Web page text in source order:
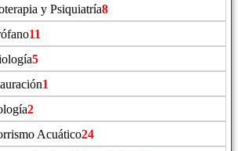
y Psiquiatría8
11
5
1
2
Acuático24